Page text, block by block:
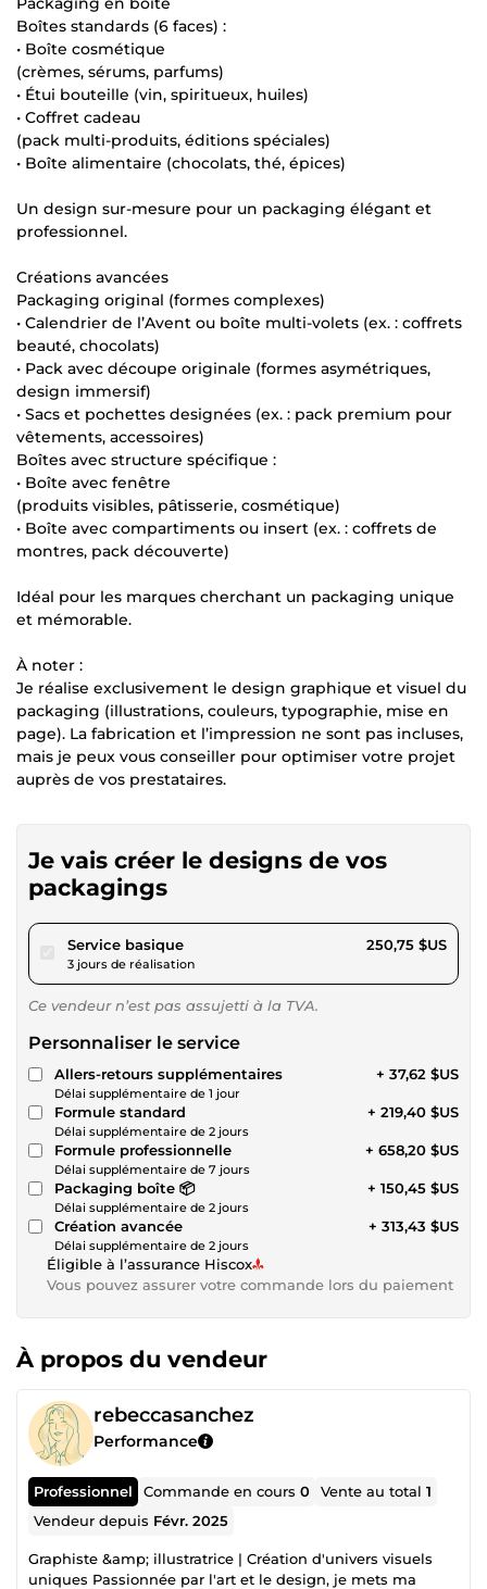
Boîtes standards (6 faces) :
• Boîte cosmétique
(crèmes, sérums, parfums)
• Étui bouteille (vin, spiritueux, huiles)
• Coffret cadeau
(pack multi-produits, éditions spéciales)
• Boîte alimentaire (chocolats, thé, épices)
Un design sur-mesure pour un packaging élégant et
professionnel.
Créations avancées
Packaging original (formes complexes)
• Calendrier de l’Avent ou boîte multi-volets (ex. : coffrets
beauté, chocolats)
• Pack avec découpe originale (formes asymétriques,
design immersif)
• Sacs et pochettes designées (ex. : pack premium pour
vêtements, accessoires)
Boîtes avec structure spécifique :
• Boîte avec fenêtre
(produits visibles, pâtisserie, cosmétique)
• Boîte avec compartiments ou insert (ex. : coffrets de
montres, pack découverte)
Idéal pour les marques cherchant un packaging unique
et mémorable.
À noter :
Je réalise exclusivement le design graphique et visuel du
packaging (illustrations, couleurs, typographie, mise en
page). La fabrication et l’impression ne sont pas incluses,
mais je peux vous conseiller pour optimiser votre projet
auprès de vos prestataires.
Je vais créer le designs de vos
packagings
Service basiquepour 231,10 $US
3 jours de réalisation
250,75 $US
Ce vendeur n’est pas assujetti à la TVA.
Personnaliser le service
Allers-retours supplémentaires
Délai supplémentaire de 1 jour
+ 37,62 $US
Formule standard
Délai supplémentaire de 2 jours
+ 219,40 $US
Formule professionnelle
Délai supplémentaire de 7 jours
+ 658,20 $US
Packaging boîte 📦
Délai supplémentaire de 2 jours
+ 150,45 $US
Création avancée
Délai supplémentaire de 2 jours
+ 313,43 $US
Éligible à l’assurance Hiscox
Vous pouvez assurer votre commande lors du paiement
À propos du vendeur
rebeccasanchez
Performance
Professionnel Commande en cours0 Vente au total1
Vendeur depuis Févr. 2025
Graphiste &amp; illustratrice | Création d'univers visuels
uniques Passionnée par l'art et le design, je mets ma